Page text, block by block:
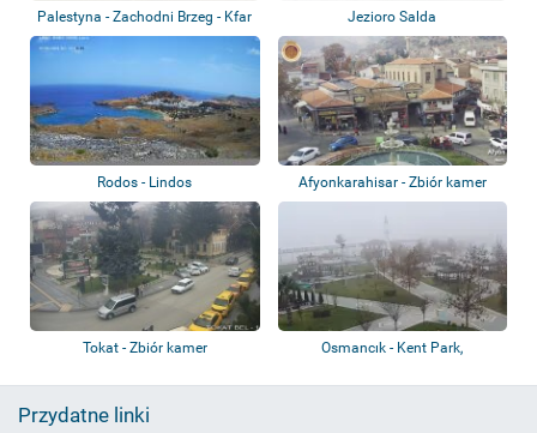
Palestyna - Zachodni Brzeg - Kfar
HaOran...
Jezioro Salda
Rodos - Lindos Afyonkarahisar - Zbiór kamer
Tokat - Zbiór kamer
Osmancık - Kent Park,
Przydatne linki